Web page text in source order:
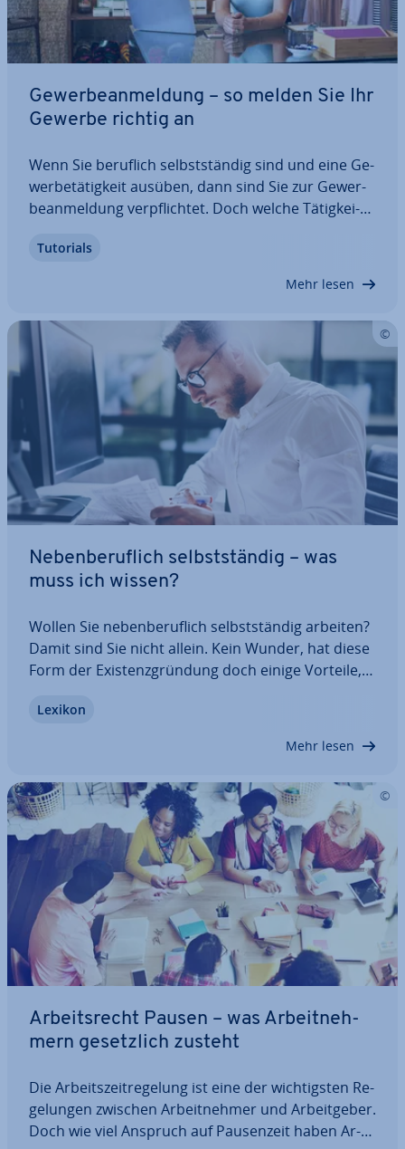
Ge­wer­be­an­mel­dung – so melden Sie Ihr
Gewerbe richtig an
Wenn Sie beruflich selbst­stän­dig sind und eine Ge­
wer­be­tä­tig­keit ausüben, dann sind Sie zur Ge­wer­
be­an­mel­dung ver­pflich­tet. Doch welche Tä­tig­kei­
genau melden Sie sich an, damit Sie einen Ge­wer­
Tutorials
Mehr lesen
Ne­ben­be­ruf­lich selbst­stän­dig – was
muss ich wissen?
Wollen Sie ne­ben­be­ruf­lich selbst­stän­dig arbeiten?
Damit sind Sie nicht allein. Kein Wunder, hat diese
Form der Exis­tenz­grün­dung doch einige Vorteile,
Generell dürfen Sie eine ne­ben­be­ruf­li­che Selbst­
Lexikon
Mehr lesen
Ar­beits­recht Pausen – was Ar­beit­neh­
mern ge­setz­lich zusteht
Die Ar­beits­zeit­re­ge­lung ist eine der wich­tigs­ten Re­
ge­lun­gen zwischen Ar­beit­neh­mer und Ar­beit­ge­ber.
Doch wie viel Anspruch auf Pau­sen­zeit haben Ar­